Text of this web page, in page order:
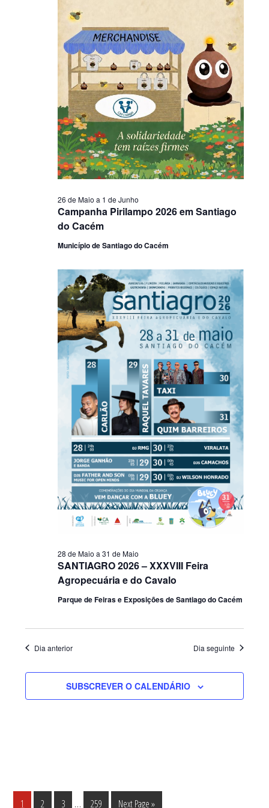
Campanha Pirilampo 2026 em Santiago
do Cacém
26 de Maio a 1 de Junho
Município de Santiago do Cacém
SANTIAGRO 2026 – XXXVIII Feira
Agropecuária e do Cavalo
28 de Maio a 31 de Maio
Parque de Feiras e Exposições de Santiago do Cacém
Dia anterior Dia seguinte
SUBSCREVER O CALENDÁRIO
Página
1 Página
2 Página
3
Interim
… Página
259
Go
Next Page »